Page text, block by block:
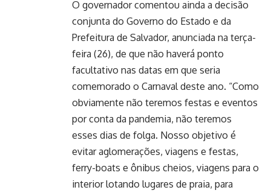
O governador comentou ainda a decisão
conjunta do Governo do Estado e da
Prefeitura de Salvador, anunciada na terça-
feira (26), de que não haverá ponto
facultativo nas datas em que seria
comemorado o Carnaval deste ano. “Como
obviamente não teremos festas e eventos
por conta da pandemia, não teremos
esses dias de folga. Nosso objetivo é
evitar aglomerações, viagens e festas,
ferry-boats e ônibus cheios, viagens para o
interior lotando lugares de praia, para